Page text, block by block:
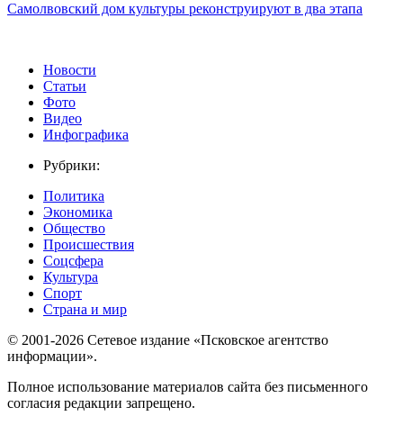
Самолвовский дом культуры реконструируют в два этапа
Новости
Статьи
Фото
Видео
Инфографика
Рубрики:
Политика
Экономика
Общество
Происшествия
Соцсфера
Культура
Спорт
Страна и мир
© 2001-2026 Сетевое издание «Псковское агентство
информации».
Полное использование материалов сайта без письменного
согласия редакции запрещено.